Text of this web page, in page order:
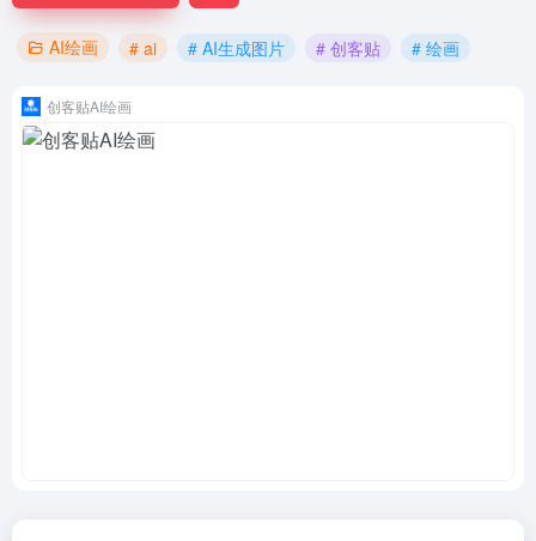
AI绘画 # ai # AI生成图片 # 创客贴 # 绘画
创客贴AI绘画